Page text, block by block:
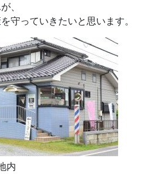
、
守っていきたいと思います。
内